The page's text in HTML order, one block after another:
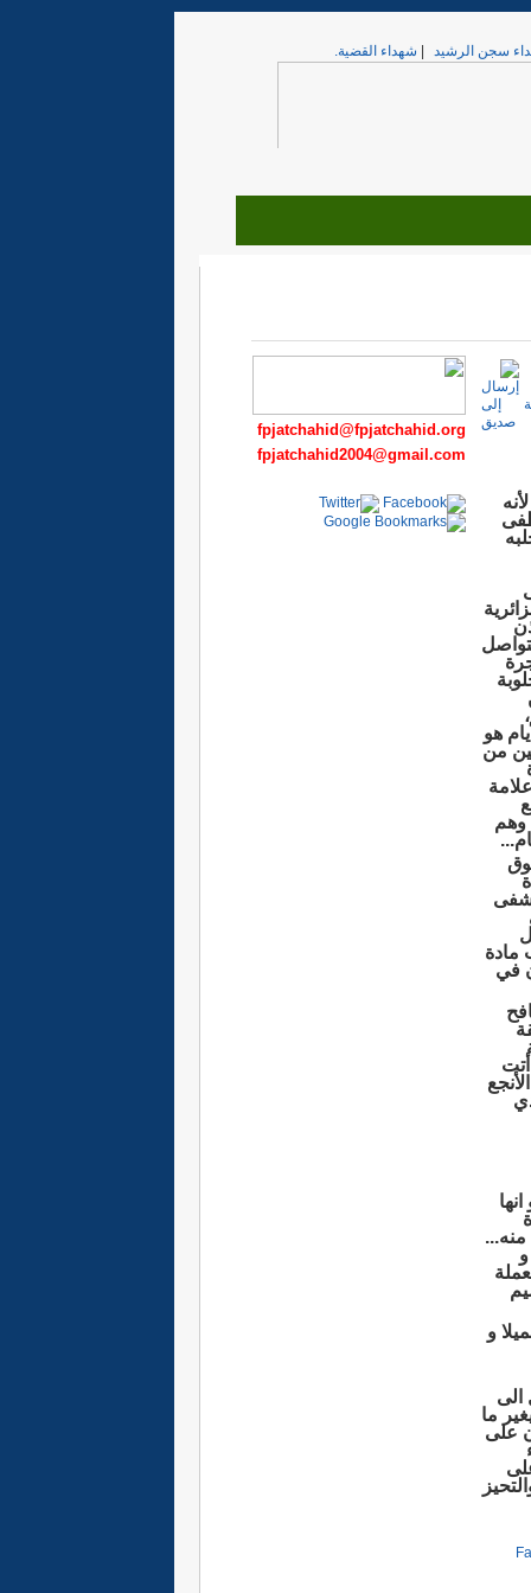
سجن الرشيد شهداء القضية.
هو
من
دج، مع
وهم
مادة
في
و
الى
ما
على
fpjatchahid@fpjatchahid.org
fpjatchahid2004@gmail.com